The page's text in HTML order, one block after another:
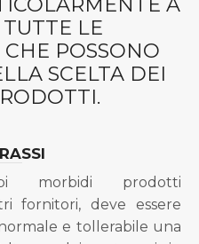
LE
POSSONO
SCELTA DEI
morbidi prodotti
fornitori, deve essere
e tollerabile una